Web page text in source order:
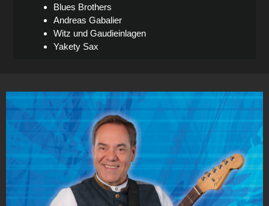
Blues Brothers
Andreas Gabalier
Witz und Gaudieinlagen
Yakety Sax